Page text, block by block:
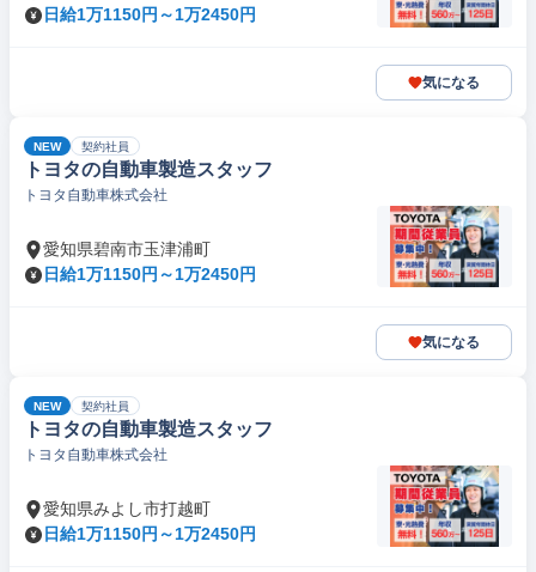
日給1万1150円～1万2450円
気になる
NEW 契約社員
トヨタの自動車製造スタッフ
トヨタ自動車株式会社
愛知県碧南市玉津浦町
日給1万1150円～1万2450円
気になる
NEW 契約社員
トヨタの自動車製造スタッフ
トヨタ自動車株式会社
愛知県みよし市打越町
日給1万1150円～1万2450円